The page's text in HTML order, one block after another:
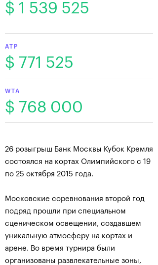
$ 1 539 525
ATP
$ 771 525
WTA
$ 768 000
26 розыгрыш Банк Москвы Кубок Кремля
состоялся на кортах Олимпийского с 19
по 25 октября 2015 года.
Московские соревнования второй год
подряд прошли при специальном
сценическом освещении, создавшем
уникальную атмосферу на кортах и
арене. Во время турнира были
организованы развлекательные зоны,